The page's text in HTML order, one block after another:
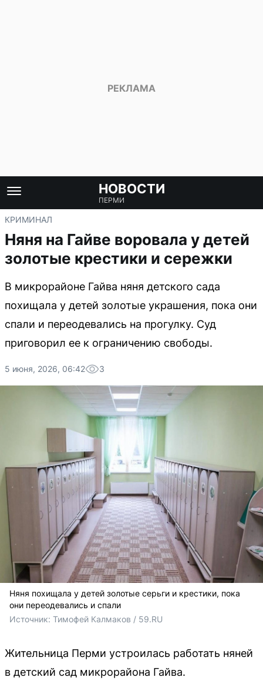
НОВОСТИ
ПЕРМИ
КРИМИНАЛ
Няня на Гайве воровала у детей
золотые крестики и сережки
В микрорайоне Гайва няня детского сада
похищала у детей золотые украшения, пока они
спали и переодевались на прогулку. Суд
приговорил ее к ограничению свободы.
5 июня, 2026, 06:42 3
Няня похищала у детей золотые серьги и крестики, пока
они переодевались и спали
Источник: Тимофей Калмаков / 59.RU
Жительница Перми устроилась работать няней
в детский сад микрорайона Гайва.